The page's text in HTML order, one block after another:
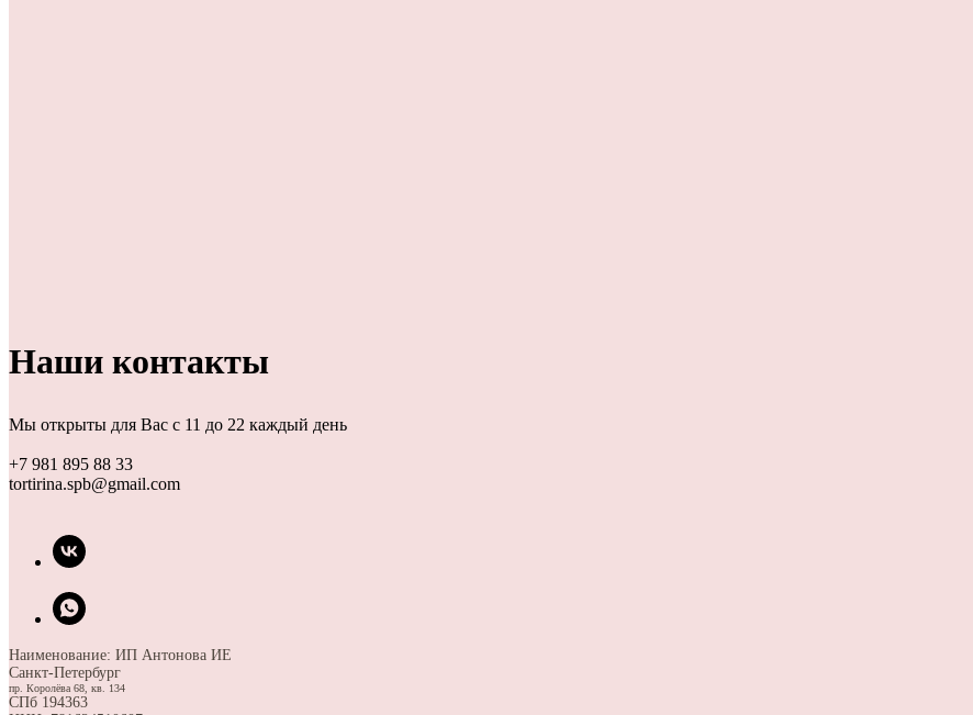
Наши контакты
Мы открыты для Вас с 11 до 22 каждый день
+7 981 895 88 33
tortirina.spb@gmail.com
Наименование: ИП Антонова ИЕ
Санкт-Петербург
пр. Королёва 68, кв. 134
СПб 194363